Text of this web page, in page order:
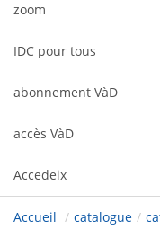
zoom
IDC pour tous
abonnement VàD
accès VàD
Accedeix
Accueil / catalogue /